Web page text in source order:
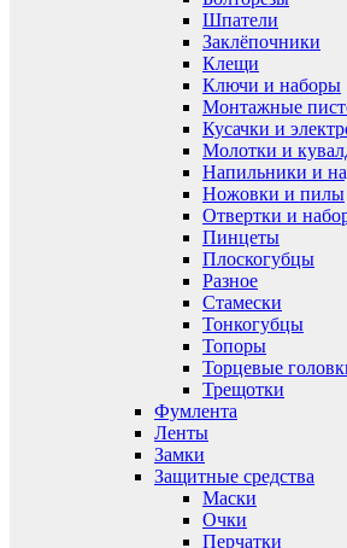
Шпатели
Заклёпочники
Клещи
Ключи и наборы
Монтажные
Кусачки и
Молотки и
Напильники и
Ножовки и пилы
Отвертки и
Пинцеты
Плоскогубцы
Разное
Стамески
Тонкогубцы
Топоры
Торцевые
Трещотки
Фумлента
Ленты
Замки
Защитные средства
Маски
Очки
Перчатки